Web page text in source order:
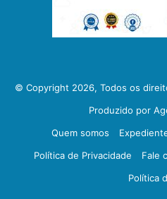
© Copyright 2026, Todos os
Produzido por
Quem somos
Política de Privacidade
Fale
Política